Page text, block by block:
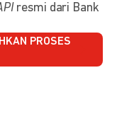
resmi dari Bank
PROSES